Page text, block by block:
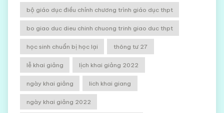
bộ giáo dục điều chỉnh chương trình giáo dục thpt
bo giao duc dieu chinh chuong trinh giao duc thpt
học sinh chuẩn bị học lại thông tư 27
lễ khai giảng lịch khai giảng 2022
ngày khai giảng lich khai giang
ngày khai giảng 2022